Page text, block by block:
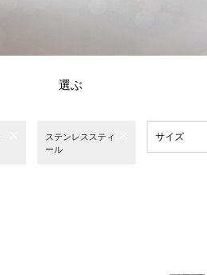
選ぶ
ステンレススティ
ール
サイズ